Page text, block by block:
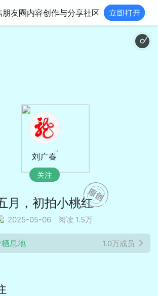
朋友圈内容创作与分享社区
刘广春
关注
月，初拍小桃红
2025-05-06 阅读 1.5万
息地 1.0万成员
风